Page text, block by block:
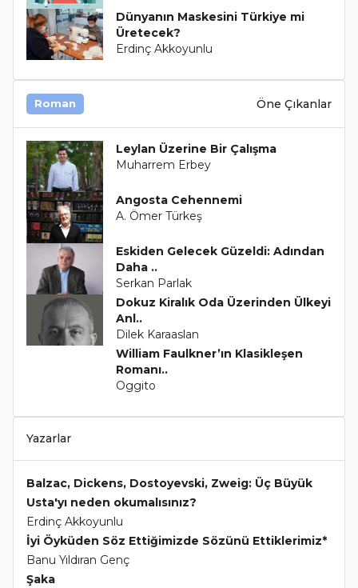
Dünyanın Maskesini Türkiye mi
Üretecek?
Erdinç Akkoyunlu
Roman Öne Çıkanlar
Leylan Üzerine Bir Çalışma
Muharrem Erbey
Angosta Cehennemi
A. Ömer Türkeş
Eskiden Gelecek Güzeldi: Adından
Daha ..
Serkan Parlak
Dokuz Kiralık Oda Üzerinden Ülkeyi
Anl..
Dilek Karaaslan
William Faulkner’ın Klasikleşen
Romanı..
Oggito
Yazarlar
Balzac, Dickens, Dostoyevski, Zweig: Üç Büyük
Usta'yı neden okumalısınız?
Erdinç Akkoyunlu
İyi Öyküden Söz Ettiğimizde Sözünü Ettiklerimiz*
Banu Yıldıran Genç
Şaka